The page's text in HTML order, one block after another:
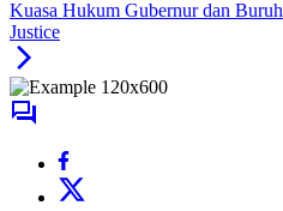
Kuasa Hukum Gubernur dan
Justice